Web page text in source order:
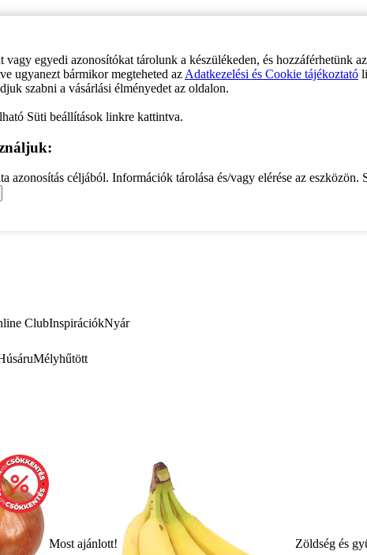
egyedi azonosítókat tárolunk a készülékeden, és hozzáférhetünk
ugyanezt bármikor megteheted az Adatkezelési és Cookie tájékoztató
szabni a vásárlási élményedet az oldalon.
Süti beállítások linkre kattintva.
céljából. Információk tárolása és/vagy elérése az eszközön.
ClubInspirációkNyár
Mélyhűtött
Most ajánlott! Zöldség és